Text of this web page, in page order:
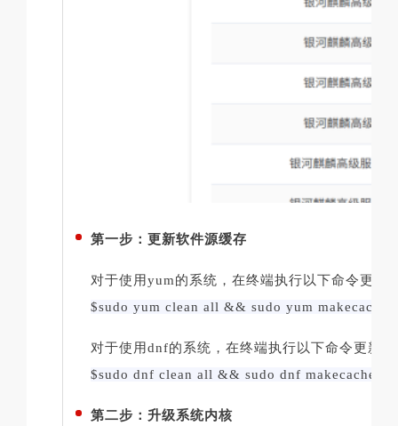
第一步：更新软件源缓存
对于使用yum的系统，在终端执行以下命令更新
$sudo yum clean all && sudo yum makecache
对于使用dnf的系统，在终端执行以下命令更新
$sudo dnf clean all && sudo dnf makecache
第二步：升级系统内核